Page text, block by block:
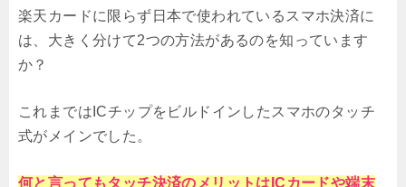
楽天カードに限らず日本で使われているスマホ決済に
は、大きく分けて2つの方法があるのを知っています
か？
これまではICチップをビルドインしたスマホのタッチ
式がメインでした。
何と言ってもタッチ決済のメリットはICカードや端末